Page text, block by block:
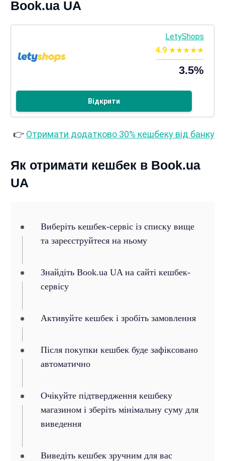
Book.ua UA
LetyShops
4.9
3.5%
Відкрити
👉 Отримати додатково 30% кешбеку від банку
Як отримати кешбек в Book.ua
UA
Виберіть кешбек-сервіс із списку вище
та зареєструйтеся на ньому
Знайдіть Book.ua UA на сайті кешбек-
сервісу
Активуйте кешбек і зробіть замовлення
Після покупки кешбек буде зафіксовано
автоматично
Очікуйте підтвердження кешбеку
магазином і зберіть мінімальну суму для
виведення
Виведіть кешбек зручним для вас